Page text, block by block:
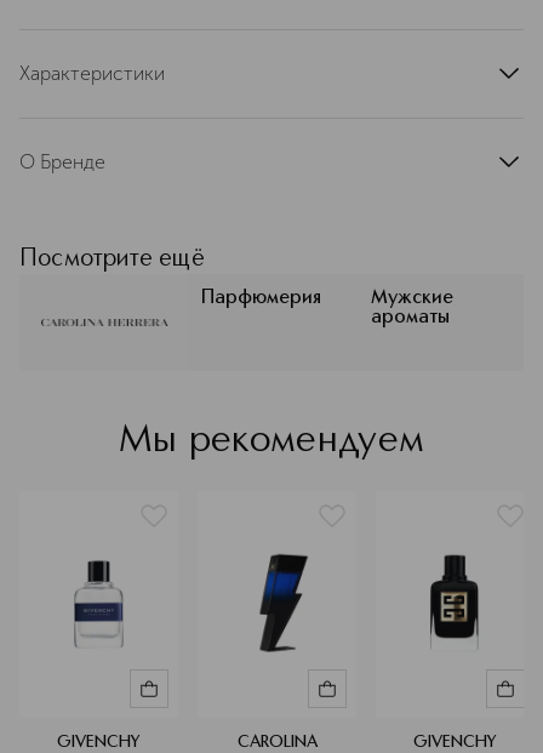
Характеристики
артикул
О Бренде
парфюмерии. В композициях бренда
нет перегруженности или
чрезмерной сладости,
присутствуют запоминающиеся
Посмотрите ещё
Парфюмерия
Мужские
ароматы
Мы рекомендуем
GIVENCHY
CAROLINA
GIVENCHY